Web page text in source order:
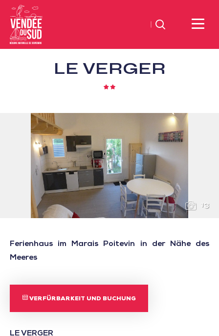
Sud
Suchen
LE VERGER
2
13
Ferienhaus im Marais Poitevin in der Nähe des
Meeres
VERFÜRBARKEIT UND BUCHUNG
LE VERGER